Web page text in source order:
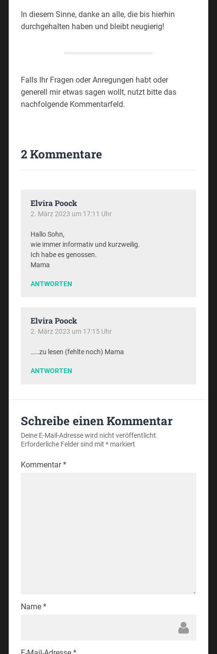
In diesem Sinne, danke an alle, die bis hierhin
durchgehalten haben und bleibt neugierig!
Falls Ihr Fragen oder Anregungen habt oder
generell mir etwas sagen wollt, nutzt bitte das
nachfolgende Kommentarfeld.
2 Kommentare
Elvira Poock
2. März 2023 um 17:11 Uhr
Hallo Sohn,
wie immer informativ und kurzweilig.
Ich habe es genossen.
Mama
ANTWORTEN
Elvira Poock
2. März 2023 um 17:15 Uhr
……zu lesen (fehlte noch) Mama
ANTWORTEN
Schreibe einen Kommentar
Deine E-Mail-Adresse wird nicht veröffentlicht.
Erforderliche Felder sind mit *markiert
Kommentar*
Name *